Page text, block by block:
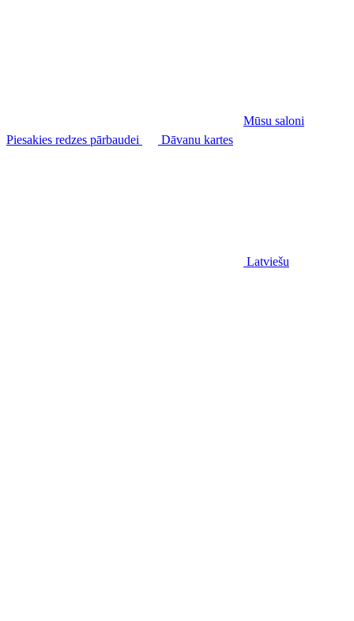
Mūsu saloni
Piesakies redzes pārbaudei
Dāvanu kartes
Latviešu